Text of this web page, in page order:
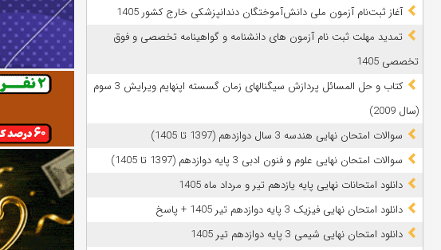
آغاز ثبت‌نام آزمون ملی دانش‌آموختگان دندانپزشکی خارج کشور 1405
تمدید مهلت ثبت نام آزمون های دانشنامه و گواهینامه تخصصی و فوق
تخصصی 1405
کتاب و حل المسائل پردازش سیگنالهای زمان گسسته اپنهایم ویرایش 3 سوم
(سال 2009)
سوالات امتحان نهایی هندسه 3 سال دوازدهم (1397 تا 1405)
سوالات امتحان نهایی علوم و فنون ادبی 3 پایه دوازدهم (1397 تا 1405)
دانلود امتحانات نهایی پایه یازدهم تیر و مرداد ماه 1405
دانلود امتحان نهایی فیزیک 3 پایه دوازدهم تیر 1405 + پاسخ
دانلود امتحان نهایی شیمی 3 پایه دوازدهم تیر 1405